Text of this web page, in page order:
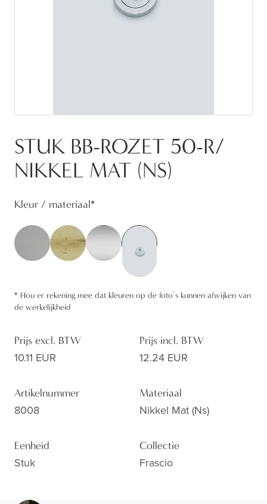
STUK BB-ROZET 50-R/
NIKKEL MAT (NS)
Kleur / materiaal*
* Hou er rekening mee dat kleuren op de foto’s kunnen afwijken van
de werkelijkheid
Prijs excl. BTW
10.11 EUR
Prijs incl. BTW
12.24 EUR
Artikelnummer
8008
Materiaal
Nikkel Mat (ns)
Eenheid
Stuk
Collectie
Frascio